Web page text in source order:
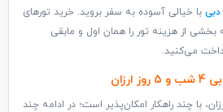
دبی با خیالی آسوده به سفر بروید. خرید تورهای
از هزینه تور را همان اول و مابقی
می‌‌کنید.
دبی 4 شب و 5 روز ارزان، با چند راهکار امکان‌پذیر است؛ در ادامه چند